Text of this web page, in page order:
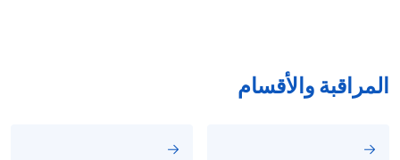
المراقبة والأقسام